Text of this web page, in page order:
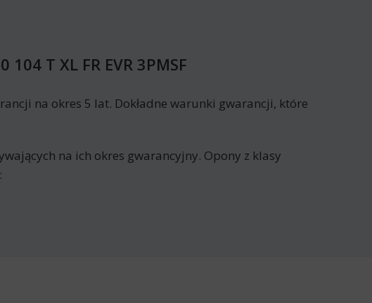
T XL FR EVR 3PMSF
na okres 5 lat. Dokładne warunki gwarancji, które
na ich okres gwarancyjny. Opony z klasy